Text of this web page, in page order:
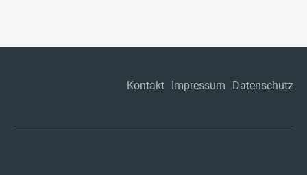
Kontakt Impressum Datenschutz